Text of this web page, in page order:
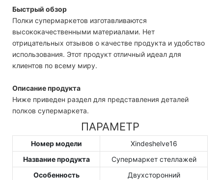
Быстрый обзор
Полки супермаркетов изготавливаются
высококачественными материалами. Нет
отрицательных отзывов о качестве продукта и удобство
использования. Этот продукт отличный идеал для
клиентов по всему миру.
Описание продукта
Ниже приведен раздел для представления деталей
полков супермаркета.
ПАРАМЕТР
Номер модели
Xindeshelve16
Название продукта
Супермаркет стеллажей
Особенность
Двухсторонний